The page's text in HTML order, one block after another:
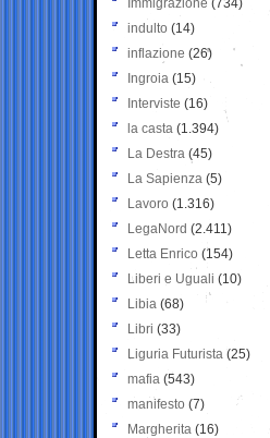
Immigrazione (734)
indulto (14)
inflazione (26)
Ingroia (15)
Interviste (16)
la casta (1.394)
La Destra (45)
La Sapienza (5)
Lavoro (1.316)
LegaNord (2.411)
Letta Enrico (154)
Liberi e Uguali (10)
Libia (68)
Libri (33)
Liguria Futurista (25)
mafia (543)
manifesto (7)
Margherita (16)